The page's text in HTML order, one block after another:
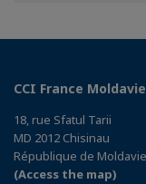
CCI France Moldavie
18, rue Sfatul Tarii
MD 2012 Chisinau
République de Moldavie
(Access the map)